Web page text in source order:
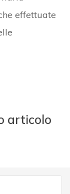
effettuate
articolo